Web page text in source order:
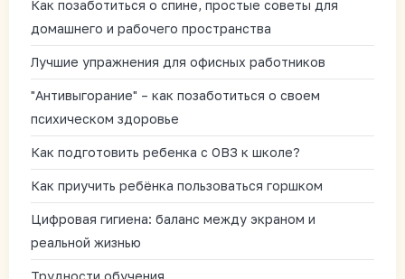
Как позаботиться о спине, простые советы для
домашнего и рабочего пространства
Лучшие упражнения для офисных работников
"Антивыгорание" – как позаботиться о своем
психическом здоровье
Как подготовить ребенка с ОВЗ к школе?
Как приучить ребёнка пользоваться горшком
Цифровая гигиена: баланс между экраном и
реальной жизнью
Трудности обучения